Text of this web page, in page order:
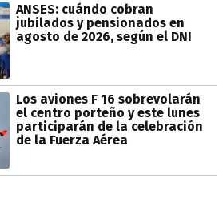
ANSES: cuándo cobran
jubilados y pensionados en
agosto de 2026, según el DNI
Los aviones F 16 sobrevolarán
el centro porteño y este lunes
participarán de la celebración
de la Fuerza Aérea